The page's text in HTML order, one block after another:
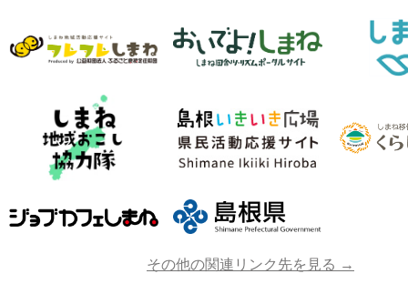
その他の関連リンク先を見る →